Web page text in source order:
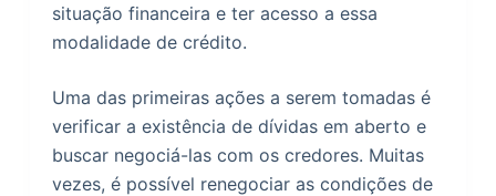
situação financeira e ter acesso a essa
modalidade de crédito.
Uma das primeiras ações a serem tomadas é
verificar a existência de dívidas em aberto e
buscar negociá-las com os credores. Muitas
vezes, é possível renegociar as condições de